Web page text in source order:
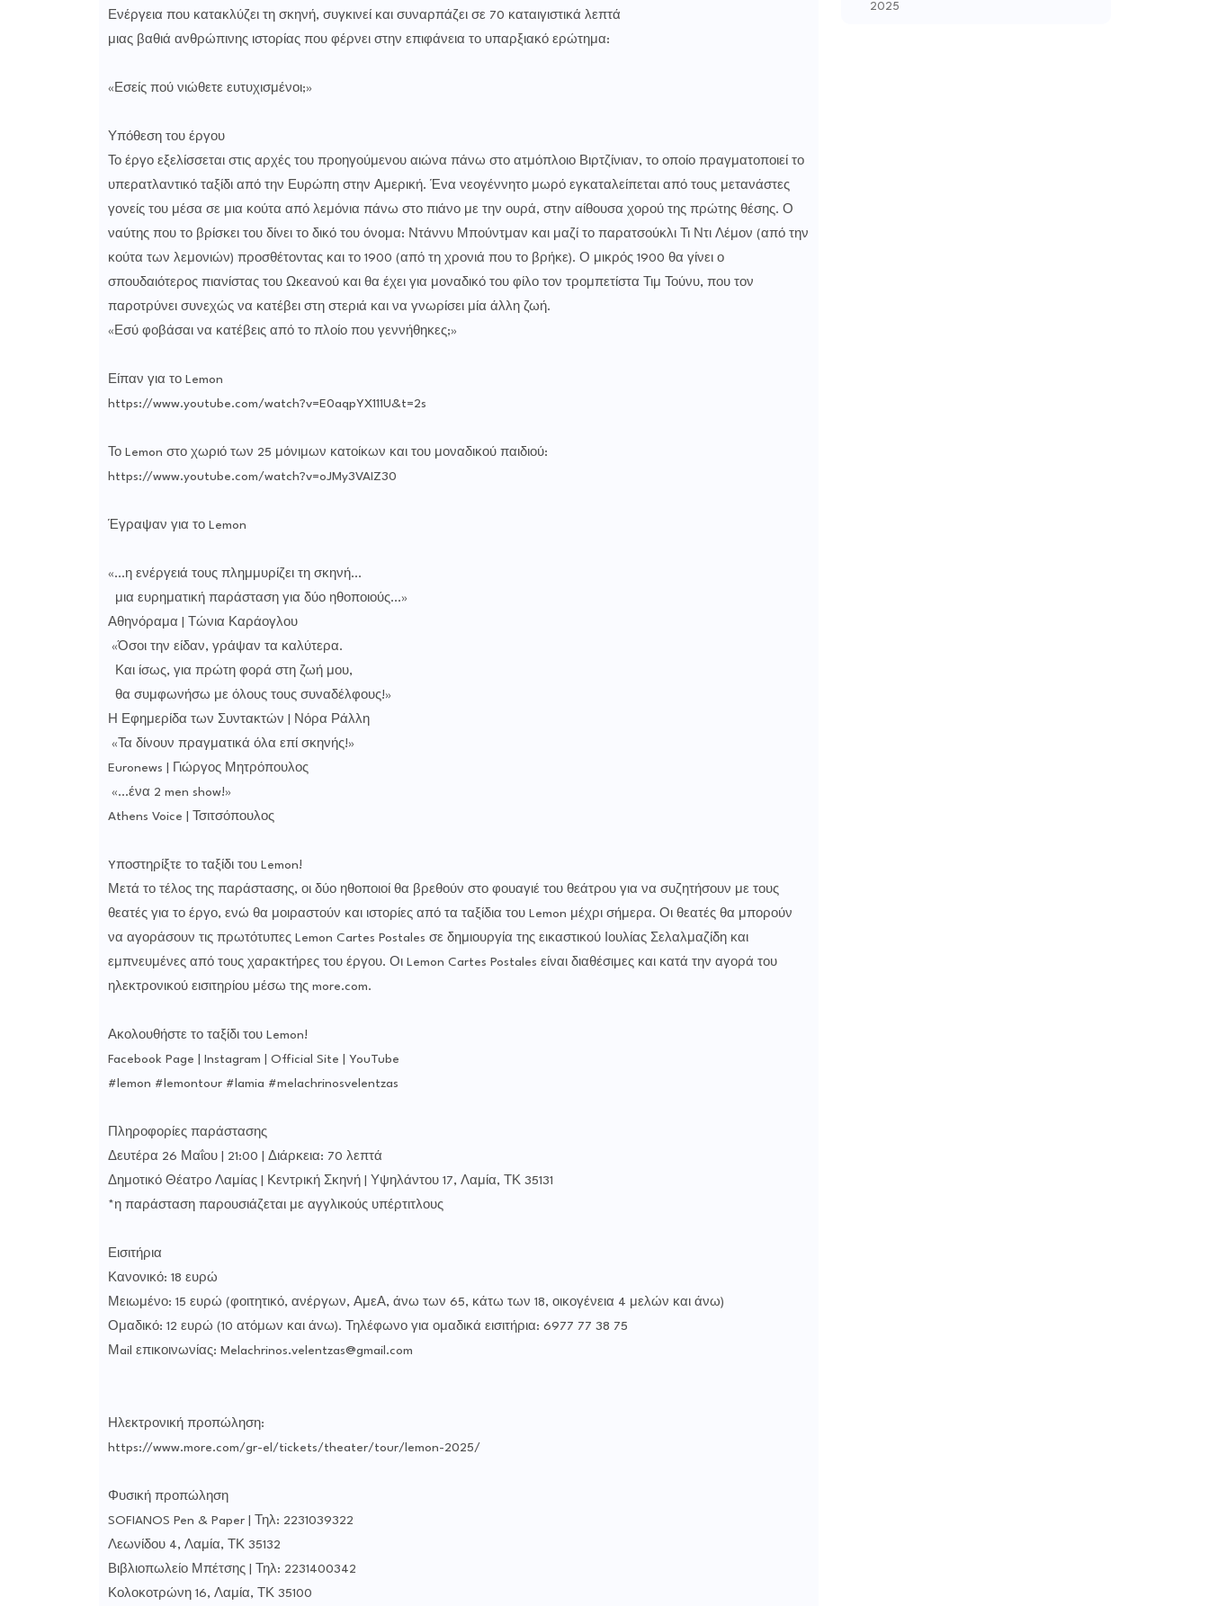
Ενέργεια που κατακλύζει τη σκηνή, συγκινεί και συναρπάζει σε 70 καταιγιστικά λεπτά
μιας βαθιά ανθρώπινης ιστορίας που φέρνει στην επιφάνεια το υπαρξιακό ερώτημα:
«Εσείς πού νιώθετε ευτυχισμένοι;»
Υπόθεση του έργου
Το έργο εξελίσσεται στις αρχές του προηγούμενου αιώνα πάνω στο ατμόπλοιο Βιρτζίνιαν, το οποίο πραγματοποιεί το
υπερατλαντικό ταξίδι από την Ευρώπη στην Αμερική. Ένα νεογέννητο μωρό εγκαταλείπεται από τους μετανάστες
γονείς του μέσα σε μια κούτα από λεμόνια πάνω στο πιάνο με την ουρά, στην αίθουσα χορού της πρώτης θέσης. Ο
ναύτης που το βρίσκει του δίνει το δικό του όνομα: Ντάννυ Μπούντμαν και μαζί το παρατσούκλι Τι Ντι Λέμον (από την
κούτα των λεμονιών) προσθέτοντας και το 1900 (από τη χρονιά που το βρήκε). Ο μικρός 1900 θα γίνει ο
σπουδαιότερος πιανίστας του Ωκεανού και θα έχει για μοναδικό του φίλο τον τρομπετίστα Τιμ Τούνυ, που τον
παροτρύνει συνεχώς να κατέβει στη στεριά και να γνωρίσει μία άλλη ζωή.
«Εσύ φοβάσαι να κατέβεις από το πλοίο που γεννήθηκες;»
Είπαν για το Lemon
https://www.youtube.com/watch?v=E0aqpYX111U&t=2s
Το Lemon στο χωριό των 25 μόνιμων κατοίκων και του μοναδικού παιδιού:
https://www.youtube.com/watch?v=oJMy3VAIZ30
Έγραψαν για το Lemon
«...η ενέργειά τους πλημμυρίζει τη σκηνή...
μια ευρηματική παράσταση για δύο ηθοποιούς...»
Αθηνόραμα | Τώνια Καράογλου
«Όσοι την είδαν, γράψαν τα καλύτερα.
Και ίσως, για πρώτη φορά στη ζωή μου,
θα συμφωνήσω με όλους τους συναδέλφους!»
Η Εφημερίδα των Συντακτών | Νόρα Ράλλη
«Τα δίνουν πραγματικά όλα επί σκηνής!»
Euronews | Γιώργος Μητρόπουλος
«...ένα 2 men show!»
Athens Voice | Τσιτσόπουλος
Yποστηρίξτε το ταξίδι του Lemon!
Μετά το τέλος της παράστασης, οι δύο ηθοποιοί θα βρεθούν στο φουαγιέ του θεάτρου για να συζητήσουν με τους
θεατές για το έργο, ενώ θα μοιραστούν και ιστορίες από τα ταξίδια του Lemon μέχρι σήμερα. Οι θεατές θα μπορούν
να αγοράσουν τις πρωτότυπες Lemon Cartes Postales σε δημιουργία της εικαστικού Ιουλίας Σελαλμαζίδη και
εμπνευμένες από τους χαρακτήρες του έργου. Οι Lemon Cartes Postales είναι διαθέσιμες και κατά την αγορά του
ηλεκτρονικού εισιτηρίου μέσω της more.com.
Ακολουθήστε το ταξίδι του Lemon!
Facebook Page | Instagram | Official Site | YouTube
#lemon #lemontour #lamia #melachrinosvelentzas
Πληροφορίες παράστασης
Δευτέρα 26 Μαΐου | 21:00 | Διάρκεια: 70 λεπτά
Δημοτικό Θέατρο Λαμίας | Κεντρική Σκηνή | Υψηλάντου 17, Λαμία, ΤΚ 35131
*η παράσταση παρουσιάζεται με αγγλικούς υπέρτιτλους
Εισιτήρια
Κανονικό: 18 ευρώ
Μειωμένο: 15 ευρώ (φοιτητικό, ανέργων, ΑμεΑ, άνω των 65, κάτω των 18, οικογένεια 4 μελών και άνω)
Ομαδικό: 12 ευρώ (10 ατόμων και άνω). Τηλέφωνο για ομαδικά εισιτήρια: 6977 77 38 75
Μail επικοινωνίας: Melachrinos.velentzas@gmail.com
Ηλεκτρονική προπώληση:
https://www.more.com/gr-el/tickets/theater/tour/lemon-2025/
Φυσική προπώληση
SOFIANOS Pen & Paper | Τηλ: 2231039322
Λεωνίδου 4, Λαμία, ΤΚ 35132
Βιβλιοπωλείο Μπέτσης | Τηλ: 2231400342
Κολοκοτρώνη 16, Λαμία, ΤΚ 35100
2025